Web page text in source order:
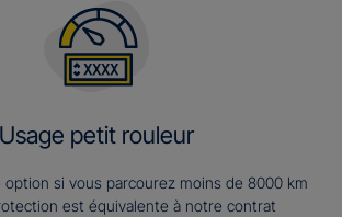
Usage petit rouleur
si vous parcourez moins de 8000 km
est équivalente à notre contrat